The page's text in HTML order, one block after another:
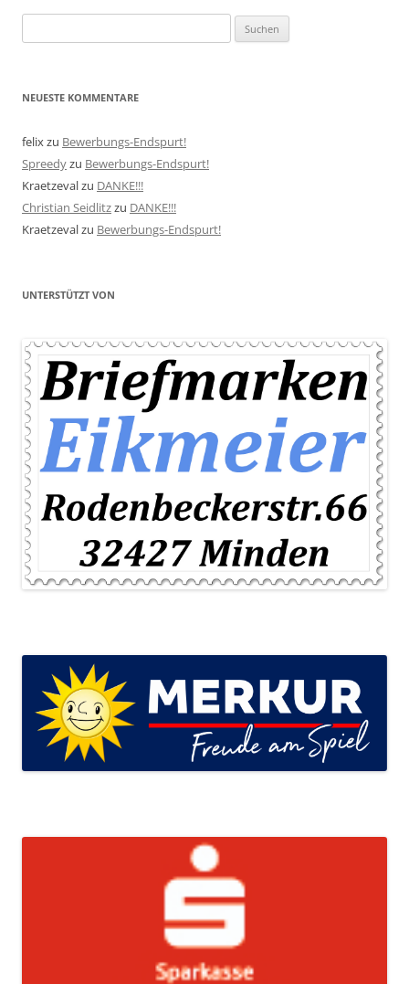
nach:
NEUESTE KOMMENTARE
felixzu Bewerbungs-Endspurt!
Spreedyzu Bewerbungs-Endspurt!
Kraetzevalzu DANKE!!!
Christian Seidlitzzu DANKE!!!
Kraetzevalzu Bewerbungs-Endspurt!
UNTERSTÜTZT VON